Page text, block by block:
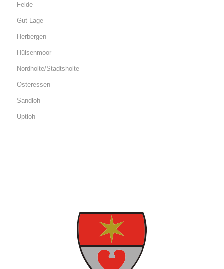
Felde
Gut Lage
Herbergen
Hülsenmoor
Nordholte/Stadtsholte
Osteressen
Sandloh
Uptloh